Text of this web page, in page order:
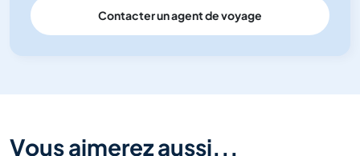
Contacter un agent de voyage
Vous aimerez aussi...